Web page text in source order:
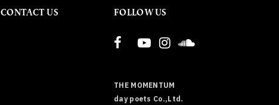
CONTACT US FOLLOW US
THE MOMENTUM
day poets Co.,Ltd.